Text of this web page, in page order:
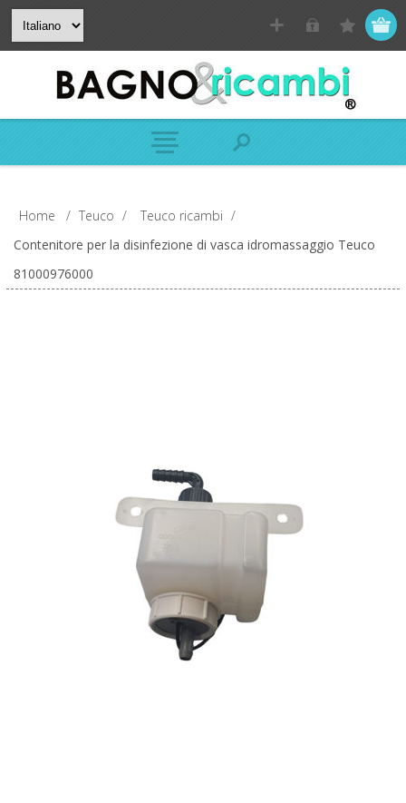
Home / Teuco / Teuco ricambi /
Contenitore per la disinfezione di vasca idromassaggio Teuco
81000976000